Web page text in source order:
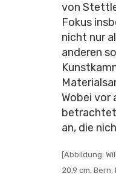
von
Fokus
nicht nur
anderen
Wobei vor
betrachtet
an, die
[Abbildung:
20,9 cm,